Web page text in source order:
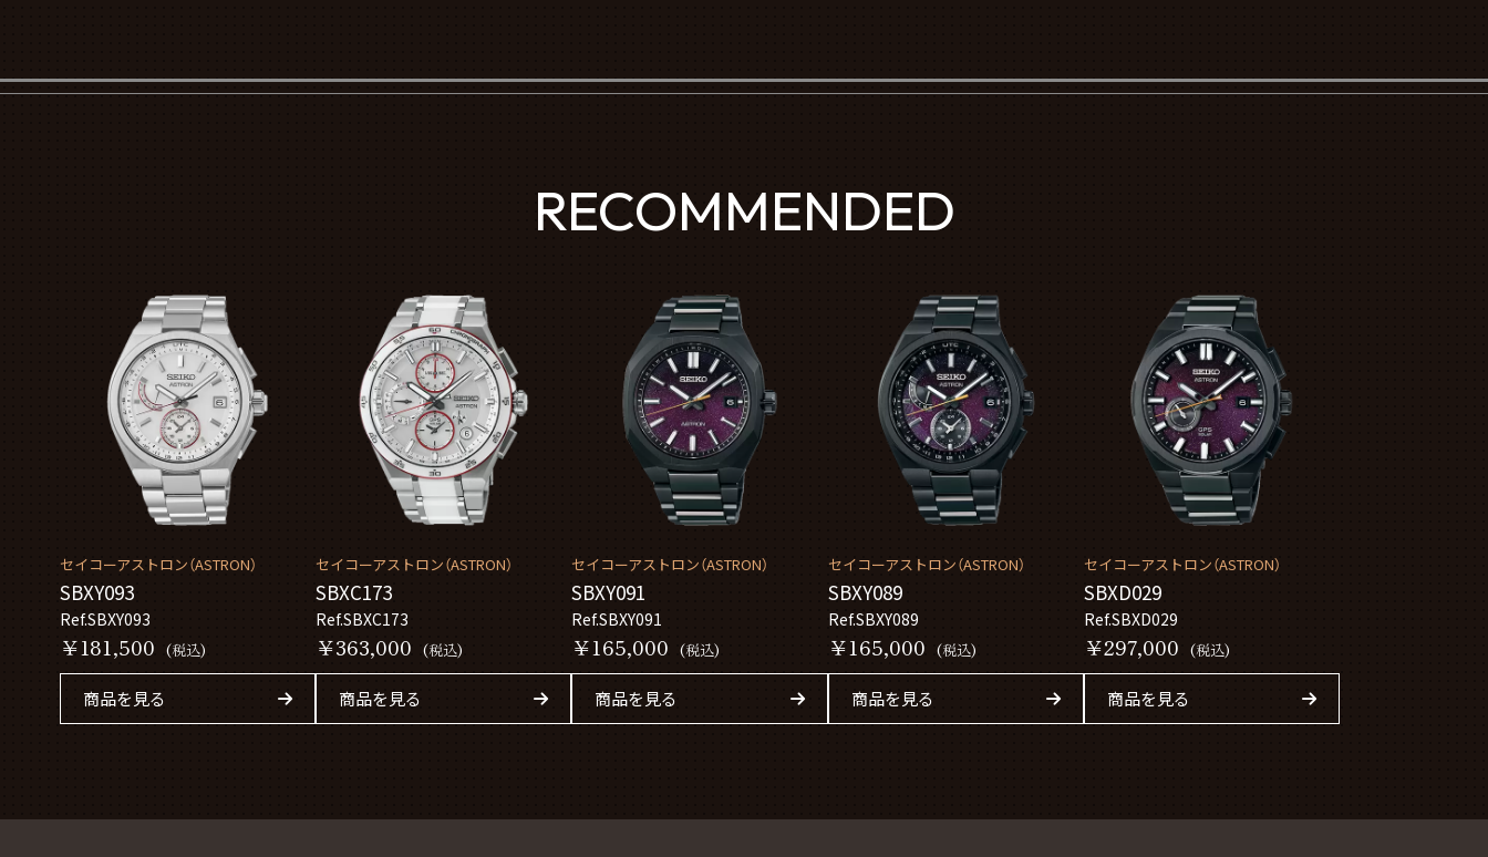
RECOMMENDED
セイコーアストロン（ASTRON）
SBXY093
Ref.SBXY093
￥181,500 (税込)
商品を見る
セイコーアストロン（ASTRON）
SBXC173
Ref.SBXC173
￥363,000 (税込)
商品を見る
セイコーアストロン（ASTRON）
SBXY091
Ref.SBXY091
￥165,000 (税込)
商品を見る
セイコーアストロン（ASTRON）
SBXY089
Ref.SBXY089
￥165,000 (税込)
商品を見る
セイコーアストロン（ASTRON）
SBXD029
Ref.SBXD029
￥297,000 (税込)
商品を見る